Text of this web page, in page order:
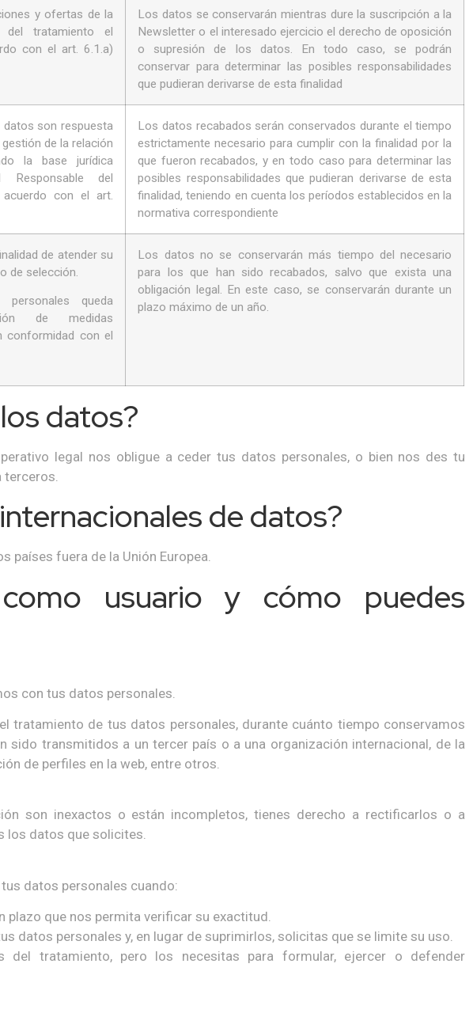
y ofertas de la
del tratamiento el
con el art. 6.1.a)
Los datos se conservarán mientras dure la suscripción a la
Newsletter o el interesado ejercicio el derecho de oposición
o supresión de los datos. En todo caso, se podrán
conservar para determinar las posibles responsabilidades
que pudieran derivarse de esta finalidad
son respuesta
de la relación
la base jurídica
del
con el art.
Los datos recabados serán conservados durante el tiempo
estrictamente necesario para cumplir con la finalidad por la
que fueron recabados, y en todo caso para determinar las
posibles responsabilidades que pudieran derivarse de esta
finalidad, teniendo en cuenta los períodos establecidos en la
normativa correspondiente
de atender su
de selección.
queda
de medidas
conformidad con el
Los datos no se conservarán más tiempo del necesario
para los que han sido recabados, salvo que exista una
obligación legal. En este caso, se conservarán durante un
plazo máximo de un año.
datos?
legal nos obligue a ceder tus datos personales, o bien nos des tu
de datos?
países fuera de la Unión Europea.
usuario y cómo puedes
con tus datos personales.
tratamiento de tus datos personales, durante cuánto tiempo conservamos
transmitidos a un tercer país o a una organización internacional, de la
de perfiles en la web, entre otros.
son inexactos o están incompletos, tienes derecho a rectificarlos o a
los datos que solicites.
datos personales cuando:
plazo que nos permita verificar su exactitud.
datos personales y, en lugar de suprimirlos, solicitas que se limite su uso.
tratamiento, pero los necesitas para formular, ejercer o defender